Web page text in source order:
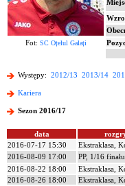
Fot: SC Oțelul Galați
Występy: 2012/13 2013/14
Kariera
Sezon 2016/17
data
2016-07-17 15:30
Ekstraklasa,
2016-08-09 17:00
PP, 1/16 finału
2016-08-22 18:00
Ekstraklasa,
2016-08-26 18:00
Ekstraklasa,